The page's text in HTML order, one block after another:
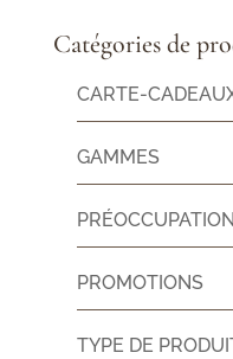
Catégories de
CARTE-
GAMMES
PROMOTIONS
TYPE DE